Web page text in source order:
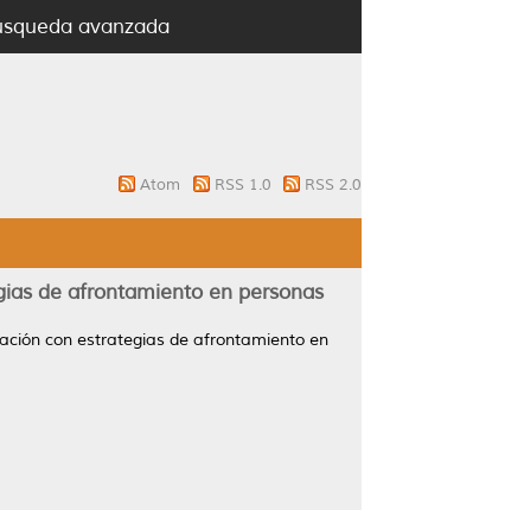
avanzada
Atom RSS 1.0 RSS 2.0
de afrontamiento en personas
con estrategias de afrontamiento en